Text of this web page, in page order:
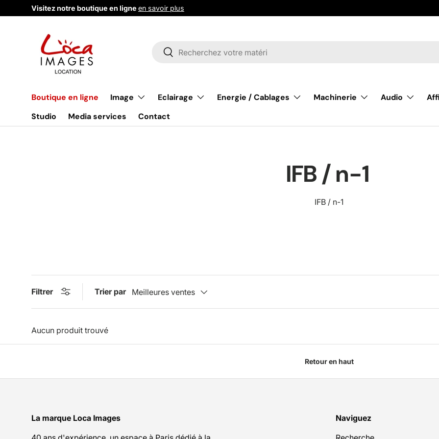
Aller au contenu
Visitez notre boutique en ligne en savoir plus
Recherche
Rechercher
Boutique en ligne Image Eclairage Energie / Cablages Machinerie Audio
Studio
Media services Contact
IFB / n-1
IFB / n-1
Filtrer Trier par Meilleures ventes
Aucun produit trouvé
Retour en haut
La marque Loca Images
Naviguez